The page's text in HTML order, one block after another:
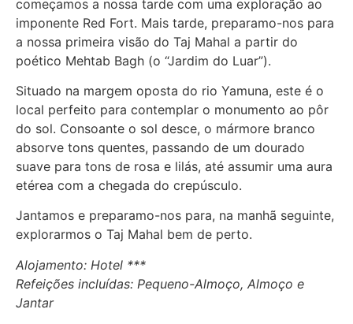
começamos a nossa tarde com uma exploração ao
imponente Red Fort. Mais tarde, preparamo-nos para
a nossa primeira visão do Taj Mahal a partir do
poético Mehtab Bagh (o “Jardim do Luar”).
Situado na margem oposta do rio Yamuna, este é o
local perfeito para contemplar o monumento ao pôr
do sol. Consoante o sol desce, o mármore branco
absorve tons quentes, passando de um dourado
suave para tons de rosa e lilás, até assumir uma aura
etérea com a chegada do crepúsculo.
Jantamos e preparamo-nos para, na manhã seguinte,
explorarmos o Taj Mahal bem de perto.
Alojamento: Hotel ***
Refeições incluídas: Pequeno-Almoço, Almoço e
Jantar